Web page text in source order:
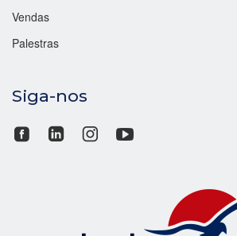
Vendas
Palestras
Siga-nos